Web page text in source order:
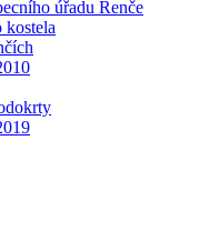
úřadu Řenče
kostela